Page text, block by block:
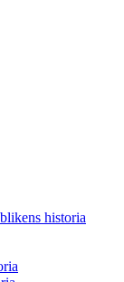
historia